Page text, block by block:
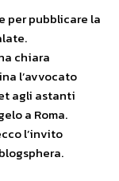
per pubblicare la
chiara
l’avvocato
agli astanti
a Roma.
l’invito